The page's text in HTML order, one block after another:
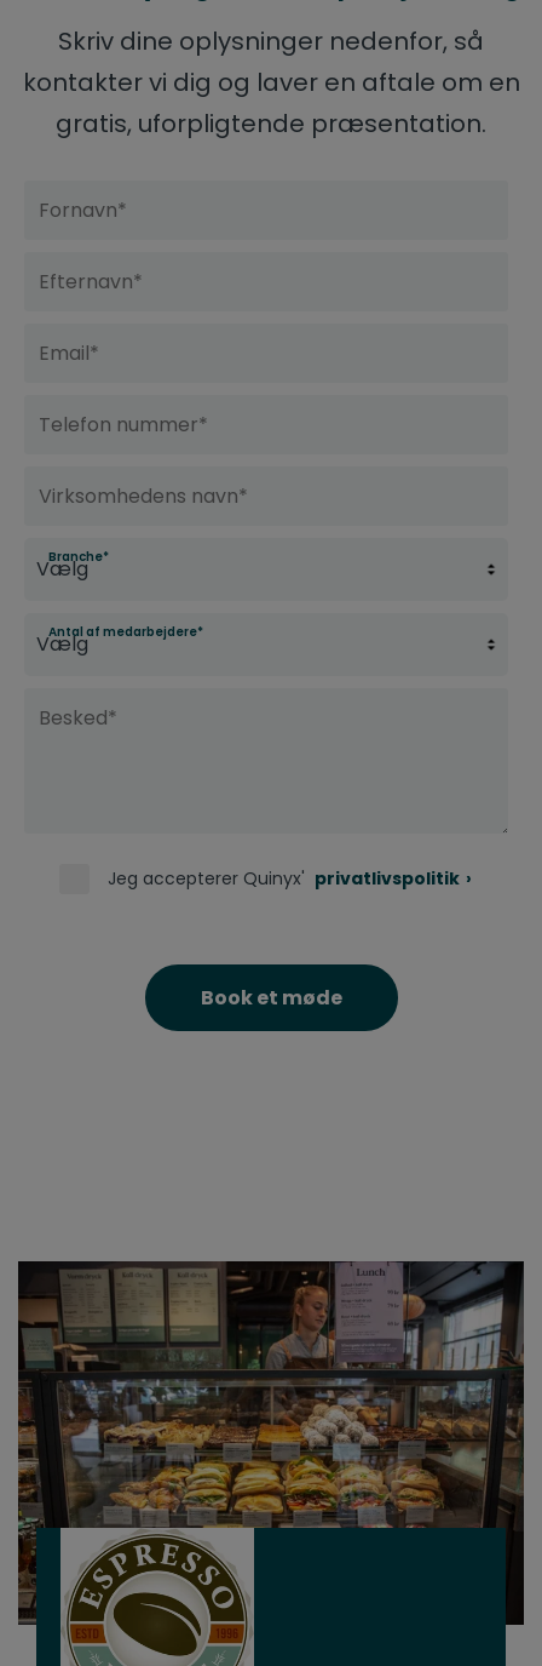
Skriv dine oplysninger nedenfor, så
kontakter vi dig og laver en aftale om en
gratis, uforpligtende præsentation.
Branche*
Antal af medarbejdere*
Jeg accepterer Quinyx' privatlivspolitik